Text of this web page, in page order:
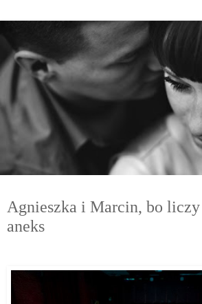
Agnieszka i Marcin, bo liczy
aneks